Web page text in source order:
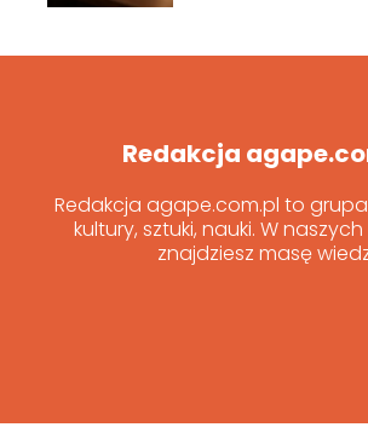
Redakcja
Redakcja agape.com.pl to
kultury, sztuki, nauki. W
znajdziesz masę